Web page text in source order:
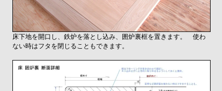
床下地を開口し、鉄炉を落とし込み、囲炉裏框を置きます。 使わ
ない時はフタを閉じることもできます。